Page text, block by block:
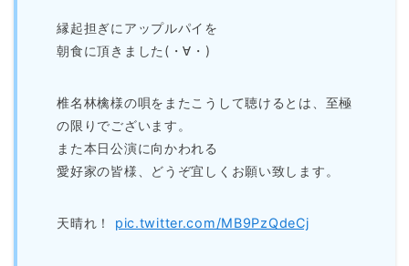
縁起担ぎにアップルパイを
朝食に頂きました(・∀・)
椎名林檎様の唄をまたこうして聴けるとは、至極
の限りでございます。
また本日公演に向かわれる
愛好家の皆様、どうぞ宜しくお願い致します。
天晴れ！ pic.twitter.com/MB9PzQdeCj